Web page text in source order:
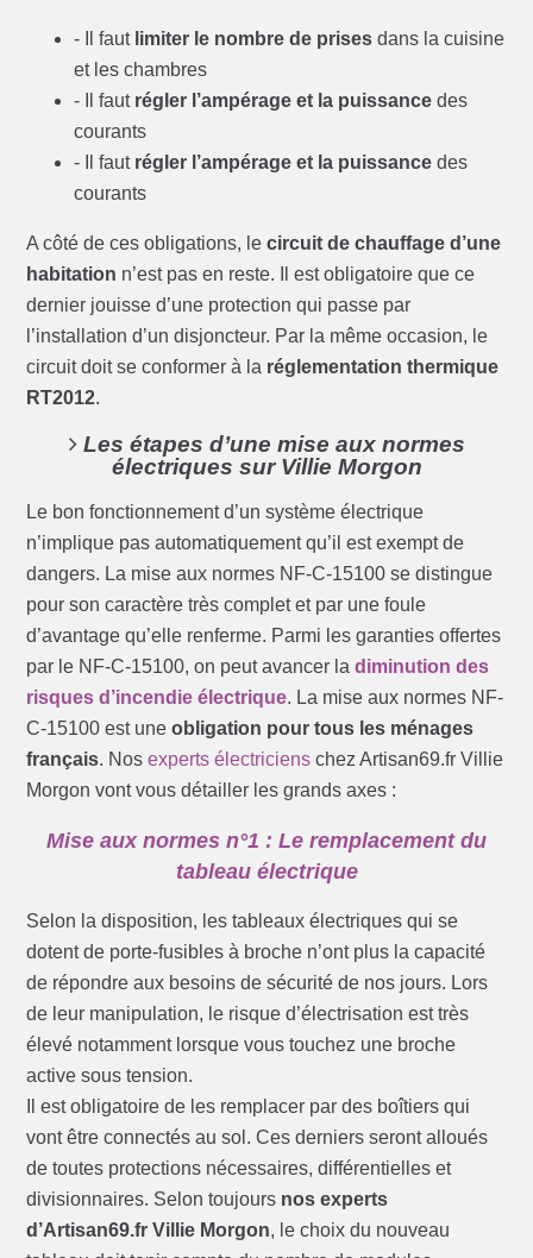
- Il faut limiter le nombre de prises dans la cuisine
et les chambres
- Il faut régler l’ampérage et la puissance des
courants
- Il faut régler l’ampérage et la puissance des
courants
A côté de ces obligations, lecircuit de chauffage d’une
habitation n’est pas en reste. Il est obligatoire que ce
dernier jouisse d’une protection qui passe par
l’installation d’un disjoncteur. Par la même occasion, le
circuit doit se conformer à la réglementation thermique
RT2012.
Les étapes d’une mise aux normes
électriques sur Villie Morgon
Le bon fonctionnement d’un système électrique
n’implique pas automatiquement qu’il est exempt de
dangers. La mise aux normes NF-C-15100 se distingue
pour son caractère très complet et par une foule
d’avantage qu’elle renferme. Parmi les garanties offertes
par le NF-C-15100, on peut avancer ladiminution des
risques d’incendie électrique. La mise aux normes NF-
C-15100 est uneobligation pour tous les ménages
français. Nosexperts électriciens chez Artisan69.fr Villie
Morgon vont vous détailler les grands axes :
Mise aux normes n°1 : Le remplacement du
tableau électrique
Selon la disposition, les tableaux électriques qui se
dotent de porte-fusibles à broche n’ont plus la capacité
de répondre aux besoins de sécurité de nos jours. Lors
de leur manipulation, le risque d’électrisation est très
élevé notamment lorsque vous touchez une broche
active sous tension.
Il est obligatoire de les remplacer par des boîtiers qui
vont être connectés au sol. Ces derniers seront alloués
de toutes protections nécessaires, différentielles et
divisionnaires. Selon toujours nos experts
d’Artisan69.fr Villie Morgon, le choix du nouveau